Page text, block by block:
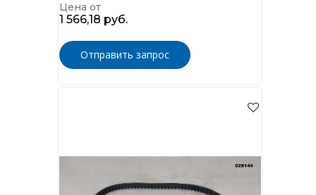
Цена от
1 566,18 руб.
Отправить запрос